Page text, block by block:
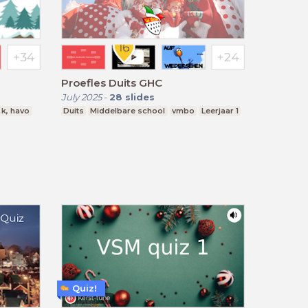
havo
Proefles Duits GHC
July 2025- 28 slides
Duits Middelbare school vmbo Leerjaar 1
Quiz!